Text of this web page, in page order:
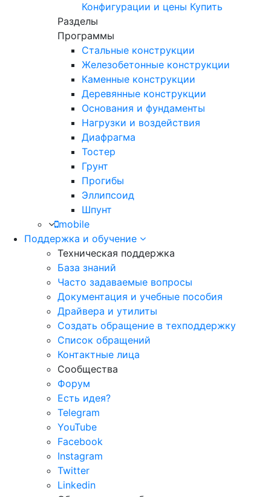
Конфигурации и цены Купить
Разделы
Программы
Стальные конструкции
Железобетонные конструкции
Каменные конструкции
Деревянные конструкции
Основания и фундаменты
Нагрузки и воздействия
Диафрагма
Тостер
Грунт
Прогибы
Эллипсоид
Шпунт
mobile
Поддержка и обучение
Техническая поддержка
База знаний
Часто задаваемые вопросы
Документация и учебные пособия
Драйвера и утилиты
Создать обращение в техподдержку
Список обращений
Контактные лица
Сообщества
Форум
Есть идея?
Telegram
YouTube
Facebook
Instagram
Twitter
Linkedin